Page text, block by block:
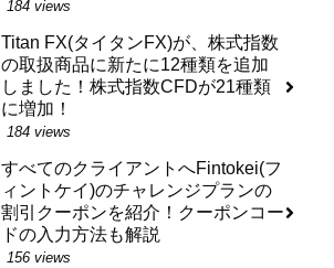
184 views
Titan FX(タイタンFX)が、株式指数
の取扱商品に新たに12種類を追加
しました！株式指数CFDが21種類
に増加！
184 views
すべてのクライアントへFintokei(フ
ィントケイ)のチャレンジプランの
割引クーポンを紹介！クーポンコー
ドの入力方法も解説
156 views